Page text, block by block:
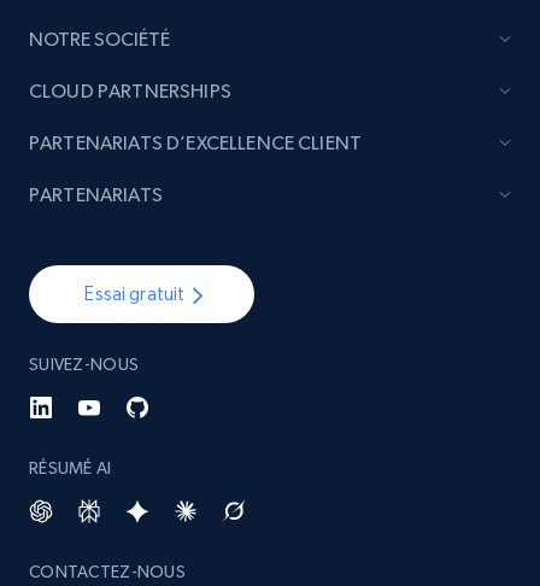
NOTRE SOCIÉTÉ
Essai gratuit
SUIVEZ-NOUS
RÉSUMÉ AI
CONTACTEZ-NOUS
CLOUD PARTNERSHIPS
PARTENARIATS D’EXCELLENCE CLIENT
PARTENARIATS